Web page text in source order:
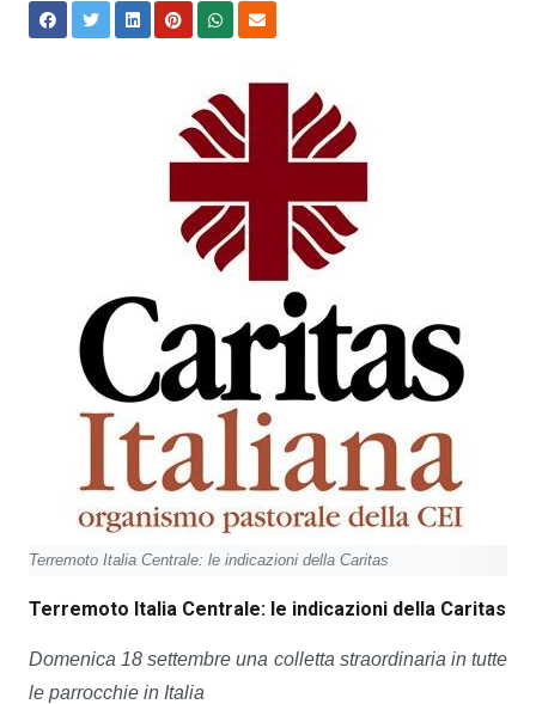
Terremoto Italia Centrale: le indicazioni della Caritas
Terremoto Italia Centrale: le indicazioni della Caritas
Domenica 18 settembre una colletta straordinaria in tutte
le parrocchie in Italia